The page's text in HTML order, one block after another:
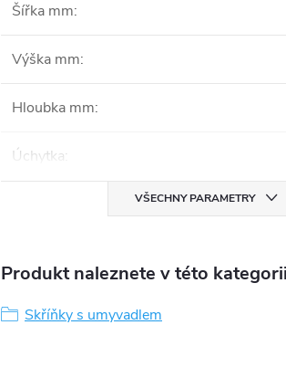
Šířka mm:
Výška mm:
Hloubka mm:
Úchytka:
VŠECHNY PARAMETRY
Produkt naleznete v této kategorii
Skříňky s umyvadlem